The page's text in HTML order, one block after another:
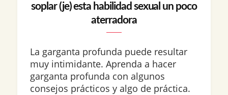
soplar (je) esta habilidad sexual un poco
aterradora
La garganta profunda puede resultar
muy intimidante. Aprenda a hacer
garganta profunda con algunos
consejos prácticos y algo de práctica.